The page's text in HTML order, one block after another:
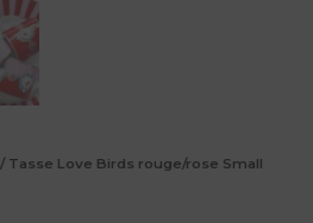
/ Tasse Love Birds rouge/rose Small